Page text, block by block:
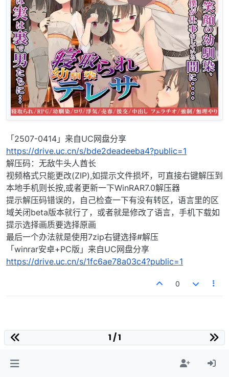
「2507-0414」来自UC网盘分享
https://drive.uc.cn/s/bde2deadeeba4?public=1
解压码：无敌牛头人酋长
视频格式只能更改(ZIP),如提示文件损坏，可直接右键解压到
本地手机则长按,或者更新一下WinRAR7.0解压器
提示解压码错误的，自己检查一下有没有转区，语言里的区
域关闭beta版本就行了，或者就是修改了语言，手机下载如
提示选择画质要选择原画
最后一个办法就是使用7zip右键选择#解压
「winrar安卓+PC版」来自UC网盘分享
https://drive.uc.cn/s/1fc6ae78a03c4?public=1
0
1 / 1